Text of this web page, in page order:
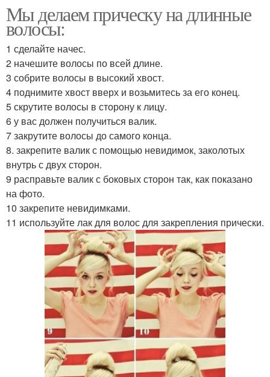
Мы делаем прическу на длинные
волосы:
1 сделайте начес.
2 начешите волосы по всей длине.
3 собрите волосы в высокий хвост.
4 поднимите хвост вверх и возьмитесь за его конец.
5 скрутите волосы в сторону к лицу.
6 у вас должен получиться валик.
7 закрутите волосы до самого конца.
8. закрепите валик с помощью невидимок, заколотых
внутрь с двух сторон.
9 расправьте валик с боковых сторон так, как показано
на фото.
10 закрепите невидимками.
11 используйте лак для волос для закрепления прически.